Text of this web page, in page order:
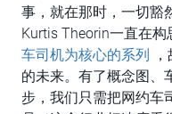
事，就在那时，一切豁
Kurtis Theorin一直在构
车司机为核心的系列
的未来。有了概念图、
步，我们只需把网约车